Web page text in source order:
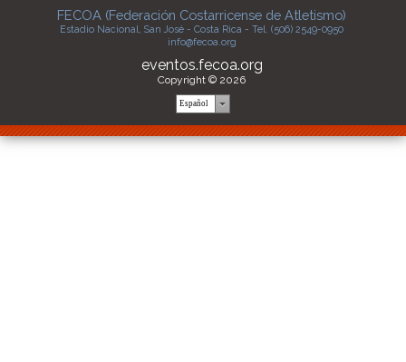
FECOA (Federación Costarricense de Atletismo)
Estadio Nacional, San José - Costa Rica - Tel. (506) 2549-0950
info@fecoa.org
eventos.fecoa.org
Copyright © 2026